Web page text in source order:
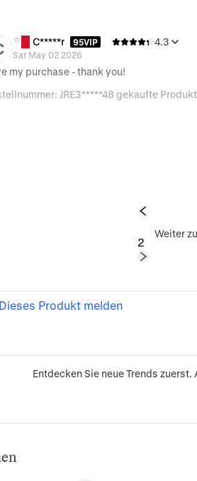
C*****r 95VIP 4.3
Sat May 02 2026
JRE3*****48 gekaufte
2
Weiter zu
Dieses Produkt melden
Entdecken Sie neue Trends